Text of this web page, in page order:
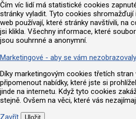
Čím víc lidí má statistické cookies
stránky vyladit. Tyto cookies
web používají, které stránky navštívili, na
jsi klikla. Všechny informace, které
jsou souhrnné a anonymní.
Marketingové - aby se vám
Díky marketingovým cookies třetích stran
připomenout nabídky, které jste si
jinde na internetu. Když tyto cookies
stejně. Ovšem na věci, které vás
Zavřít
Uložit